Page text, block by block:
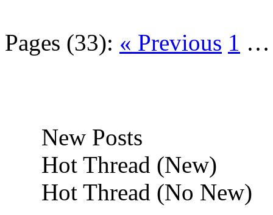
Pages (33): « Previous 1
New Posts
Hot Thread (New)
Hot Thread (No New)